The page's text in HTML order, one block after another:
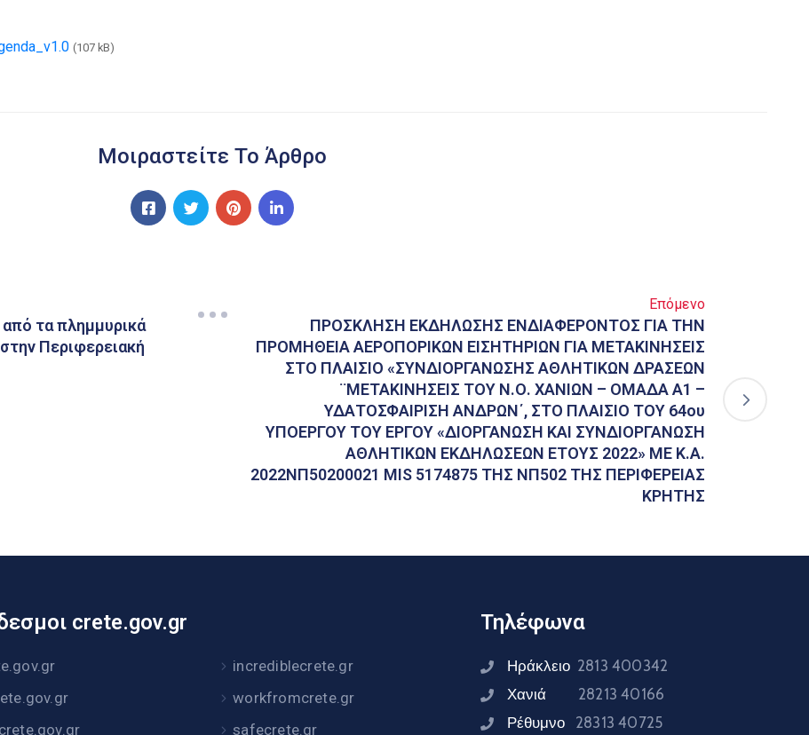
(107 kB)
Μοιραστείτε Το Άρθρο
από τα πλημμυρικά
Περιφερειακή
Επόμενο
ΠΡΟΣΚΛΗΣΗ ΕΚΔΗΛΩΣΗΣ ΕΝΔΙΑΦΕΡΟΝΤΟΣ ΓΙΑ ΤΗΝ
ΠΡΟΜΗΘΕΙΑ ΑΕΡΟΠΟΡΙΚΩΝ ΕΙΣΗΤΗΡΙΩΝ ΓΙΑ ΜΕΤΑΚΙΝΗΣΕΙΣ
ΣΤΟ ΠΛΑΙΣΙΟ «ΣΥΝΔΙΟΡΓΑΝΩΣΗΣ ΑΘΛΗΤΙΚΩΝ ΔΡΑΣΕΩΝ
¨ΜΕΤΑΚΙΝΗΣΕΙΣ ΤΟΥ Ν.Ο. ΧΑΝΙΩΝ – ΟΜΑΔΑ Α1 –
ΥΔΑΤΟΣΦΑΙΡΙΣΗ ΑΝΔΡΩΝ΄, ΣΤΟ ΠΛΑΙΣΙΟ ΤΟΥ 64ου
ΥΠΟΕΡΓΟΥ ΤΟΥ ΕΡΓΟΥ «ΔΙΟΡΓΑΝΩΣΗ ΚΑΙ ΣΥΝΔΙΟΡΓΑΝΩΣΗ
ΑΘΛΗΤΙΚΩΝ ΕΚΔΗΛΩΣΕΩΝ ΕΤΟΥΣ 2022» ΜΕ Κ.Α.
2022ΝΠ50200021 MIS 5174875 ΤΗΣ ΝΠ502 ΤΗΣ ΠΕΡΙΦΕΡΕΙΑΣ
ΚΡΗΤΗΣ
crete.gov.gr
incrediblecrete.gr
workfromcrete.gr
safecrete.gr
Τηλέφωνα
Ηράκλειο 2813 400342
Χανιά 28213 40166
Ρέθυμνο 28313 40725